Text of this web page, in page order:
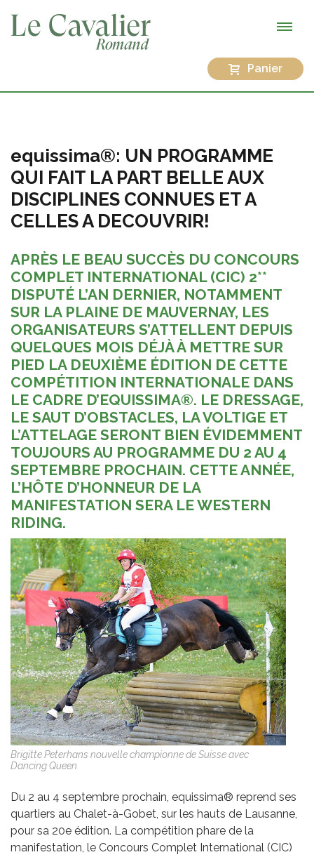
Panier
equissima®: UN PROGRAMME
QUI FAIT LA PART BELLE AUX
DISCIPLINES CONNUES ET A
CELLES A DECOUVRIR!
APRÈS LE BEAU SUCCÈS DU CONCOURS
COMPLET INTERNATIONAL (CIC) 2**
DISPUTÉ L’AN DERNIER, NOTAMMENT
SUR LA PLAINE DE MAUVERNAY, LES
ORGANISATEURS S’ATTELLENT DEPUIS
QUELQUES MOIS DÉJÀ À METTRE SUR
PIED LA DEUXIÈME ÉDITION DE CETTE
COMPÉTITION INTERNATIONALE DANS
LE CADRE D’EQUISSIMA®. LE DRESSAGE,
LE SAUT D’OBSTACLES, LA VOLTIGE ET
L’ATTELAGE SERONT BIEN ÉVIDEMMENT
TOUJOURS AU PROGRAMME DU 2 AU 4
SEPTEMBRE PROCHAIN. CETTE ANNÉE,
L’HÔTE D’HONNEUR DE LA
MANIFESTATION SERA LE WESTERN
RIDING.
Brigitte Peterhans nouvelle championne de Suisse avec
Dancing Queen
Du 2 au 4 septembre prochain, equissima® reprend ses
quartiers au Chalet-à-Gobet, sur les hauts de Lausanne,
pour sa 20e édition. La compétition phare de la
manifestation, le Concours Complet International (CIC)